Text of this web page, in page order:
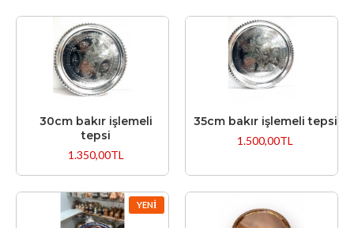
30cm bakır işlemeli
tepsi
1.350,00TL
35cm bakır işlemeli tepsi
1.500,00TL
YENI